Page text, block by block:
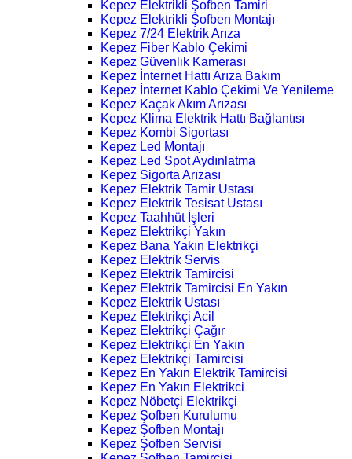
Kepez Elektrikli Şofben Tamiri
Kepez Elektrikli Şofben Montajı
Kepez 7/24 Elektrik Arıza
Kepez Fiber Kablo Çekimi
Kepez Güvenlik Kamerası
Kepez İnternet Hattı Arıza Bakım
Kepez İnternet Kablo Çekimi Ve Yenileme
Kepez Kaçak Akım Arızası
Kepez Klima Elektrik Hattı Bağlantısı
Kepez Kombi Sigortası
Kepez Led Montajı
Kepez Led Spot Aydınlatma
Kepez Sigorta Arızası
Kepez Elektrik Tamir Ustası
Kepez Elektrik Tesisat Ustası
Kepez Taahhüt İşleri
Kepez Elektrikçi Yakın
Kepez Bana Yakın Elektrikçi
Kepez Elektrik Servis
Kepez Elektrik Tamircisi
Kepez Elektrik Tamircisi En Yakın
Kepez Elektrik Ustası
Kepez Elektrikçi Acil
Kepez Elektrikçi Çağır
Kepez Elektrikçi En Yakın
Kepez Elektrikçi Tamircisi
Kepez En Yakın Elektrik Tamircisi
Kepez En Yakın Elektrikci
Kepez Nöbetçi Elektrikçi
Kepez Şofben Kurulumu
Kepez Şofben Montajı
Kepez Şofben Servisi